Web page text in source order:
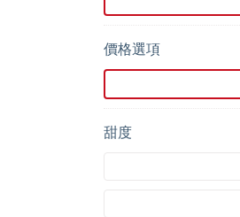
價格選項
甜度